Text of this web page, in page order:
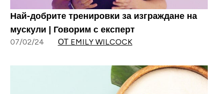
Най-добрите тренировки за изграждане на
мускули | Говорим с експерт
07/02/24 ОТ EMILY WILCOCK